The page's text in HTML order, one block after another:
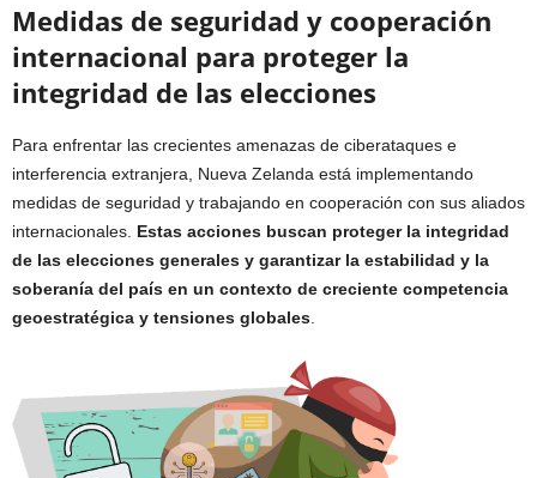
Medidas de seguridad y cooperación
internacional para proteger la
integridad de las elecciones
Para enfrentar las crecientes amenazas de ciberataques e
interferencia extranjera, Nueva Zelanda está implementando
medidas de seguridad y trabajando en cooperación con sus aliados
internacionales. Estas acciones buscan proteger la integridad
de las elecciones generales y garantizar la estabilidad y la
soberanía del país en un contexto de creciente competencia
geoestratégica y tensiones globales